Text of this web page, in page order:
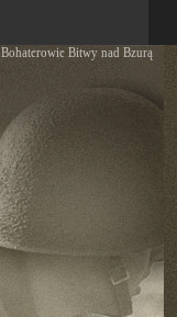
Bohaterowie Bitwy nad Bzurą